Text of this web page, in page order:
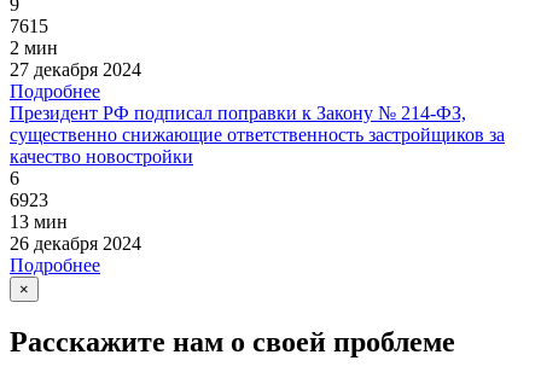
7615
2 мин
27 декабря 2024
Подробнее
Президент РФ подписал поправки к Закону № 214-ФЗ,
существенно снижающие ответственность застройщиков за
качество новостройки
6
6923
13 мин
26 декабря 2024
Подробнее
×
Расскажите нам о своей проблеме